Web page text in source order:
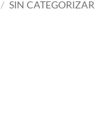
/ SIN CATEGORIZAR